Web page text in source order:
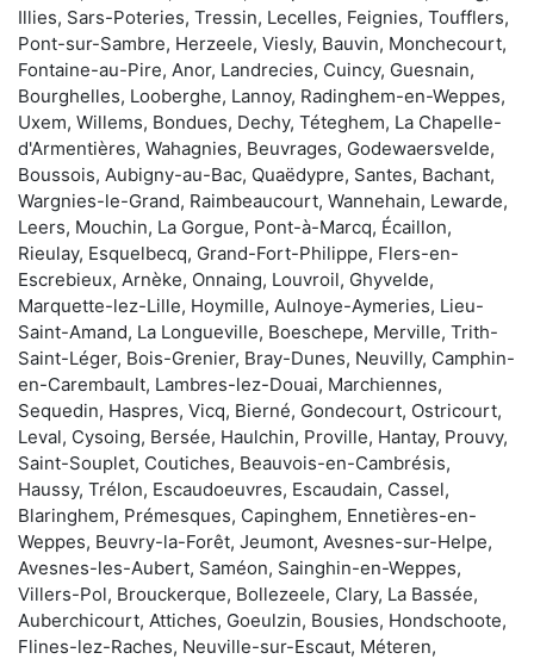
Illies, Sars-Poteries, Tressin, Lecelles, Feignies, Toufflers,
Pont-sur-Sambre, Herzeele, Viesly, Bauvin, Monchecourt,
Fontaine-au-Pire, Anor, Landrecies, Cuincy, Guesnain,
Bourghelles, Looberghe, Lannoy, Radinghem-en-Weppes,
Uxem, Willems, Bondues, Dechy, Téteghem, La Chapelle-
d'Armentières, Wahagnies, Beuvrages, Godewaersvelde,
Boussois, Aubigny-au-Bac, Quaëdypre, Santes, Bachant,
Wargnies-le-Grand, Raimbeaucourt, Wannehain, Lewarde,
Leers, Mouchin, La Gorgue, Pont-à-Marcq, Écaillon,
Rieulay, Esquelbecq, Grand-Fort-Philippe, Flers-en-
Escrebieux, Arnèke, Onnaing, Louvroil, Ghyvelde,
Marquette-lez-Lille, Hoymille, Aulnoye-Aymeries, Lieu-
Saint-Amand, La Longueville, Boeschepe, Merville, Trith-
Saint-Léger, Bois-Grenier, Bray-Dunes, Neuvilly, Camphin-
en-Carembault, Lambres-lez-Douai, Marchiennes,
Sequedin, Haspres, Vicq, Bierné, Gondecourt, Ostricourt,
Leval, Cysoing, Bersée, Haulchin, Proville, Hantay, Prouvy,
Saint-Souplet, Coutiches, Beauvois-en-Cambrésis,
Haussy, Trélon, Escaudoeuvres, Escaudain, Cassel,
Blaringhem, Prémesques, Capinghem, Ennetières-en-
Weppes, Beuvry-la-Forêt, Jeumont, Avesnes-sur-Helpe,
Avesnes-les-Aubert, Saméon, Sainghin-en-Weppes,
Villers-Pol, Brouckerque, Bollezeele, Clary, La Bassée,
Auberchicourt, Attiches, Goeulzin, Bousies, Hondschoote,
Flines-lez-Raches, Neuville-sur-Escaut, Méteren,